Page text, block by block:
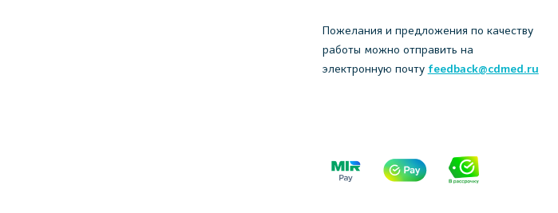
Пожелания и предложения по качеству
работы можно отправить на
электронную почту feedback@cdmed.ru